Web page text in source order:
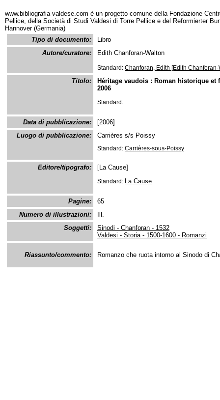
www.bibliografia-valdese.com è un progetto comune della Fondazione
Pellice, della Società di Studi Valdesi di Torre Pellice e del Reformierter
Hannover (Germania)
Tipo di documento:
Libro
Autore/curatore:
Edith Chanforan-Walton
Standard: Chanforan, Edith [Edith
Titolo:
Héritage vaudois : Roman historique
2006
Standard:
Data di pubblicazione:
[2006]
Luogo di pubblicazione:
Carrières s/s Poissy
Standard: Carrières-sous-Poissy
Editore/tipografo: [La Cause]
Standard: La Cause
Pagine:
65
Numero di illustrazioni:
Ill.
Soggetti:
Sinodi - Chanforan - 1532
Valdesi - Storia - 1500-1600 - Romanzi
Riassunto/commento: Romanzo che ruota intorno al Sinodo di